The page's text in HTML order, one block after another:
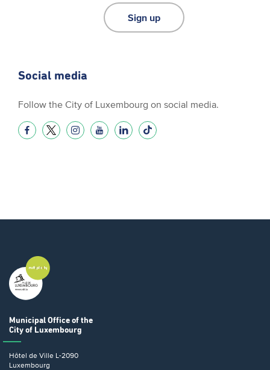
Sign up
Social media
Follow the City of Luxembourg on social media.
Municipal Office of the
City of Luxembourg
Hôtel de Ville L-2090
Luxembourg